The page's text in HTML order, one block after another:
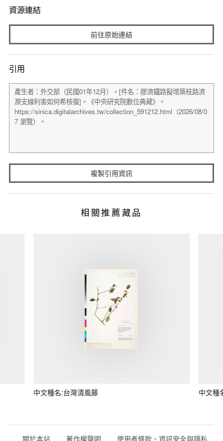
資源連結
前往原始連結
引用
複製引用資訊
相關推薦藏品
中文種名:台灣清風藤 中文種
關於本站 著作權聲明 使用者條款、資訊安全與隱私